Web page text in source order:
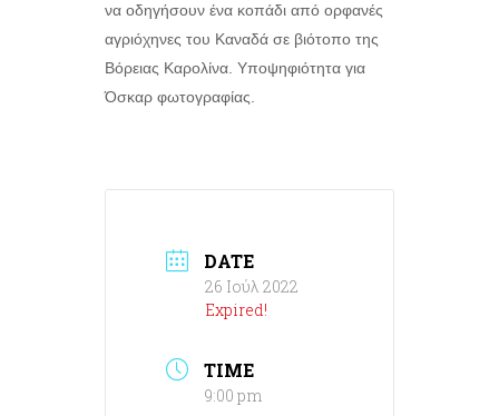
να οδηγήσουν ένα κοπάδι από ορφανές
αγριόχηνες του Καναδά σε βιότοπο της
Βόρειας Καρολίνα. Υποψηφιότητα για
Όσκαρ φωτογραφίας.
DATE
26 Ιούλ 2022
Expired!
TIME
9:00 pm